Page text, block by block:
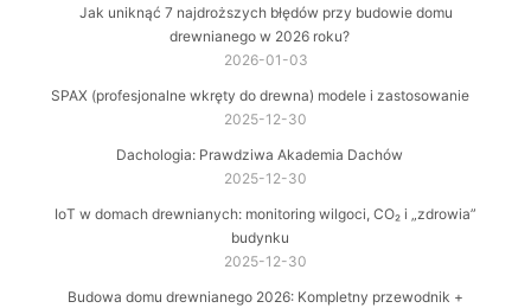
Jak uniknąć 7 najdroższych błędów przy budowie domu
drewnianego w 2026 roku?
2026-01-03
SPAX (profesjonalne wkręty do drewna) modele i zastosowanie
2025-12-30
Dachologia: Prawdziwa Akademia Dachów
2025-12-30
IoT w domach drewnianych: monitoring wilgoci, CO₂ i „zdrowia”
budynku
2025-12-30
Budowa domu drewnianego 2026: Kompletny przewodnik +